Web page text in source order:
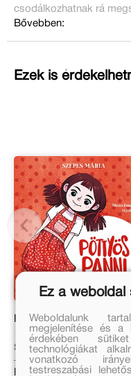
csodálkozhatnak rá
Bővebben:
Ezek is
Pöttyös Panni
Szepes Mária
Eredeti ár:
Ez a weboldal
Weboldalunk
megjelenítése és a
érdekében
technológiákat
vonatkozó
testreszabási